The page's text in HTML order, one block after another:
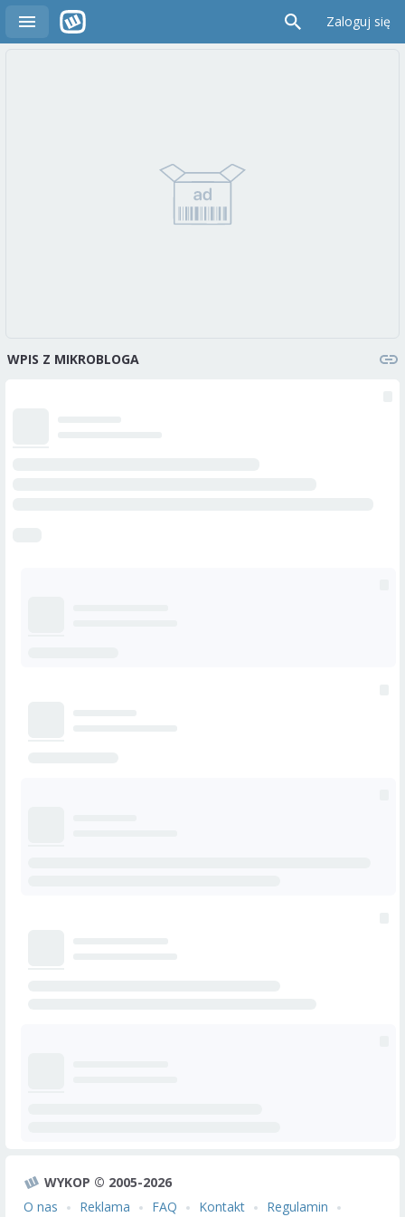
Zaloguj się
WPIS Z MIKROBLOGA
WYKOP © 2005-2026
O nas
Reklama FAQ Kontakt Regulamin